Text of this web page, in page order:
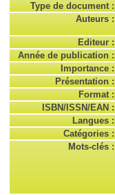
Type de document :
Auteurs :
Editeur :
Année de publication :
Importance :
Présentation :
Format :
ISBN/ISSN/EAN :
Langues :
Catégories :
Mots-clés :